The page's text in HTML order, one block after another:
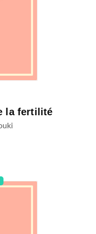
la fertilité